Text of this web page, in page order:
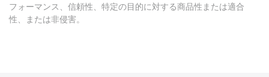
フォーマンス、信頼性、特定の目的に対する商品性または適合
性、または非侵害。